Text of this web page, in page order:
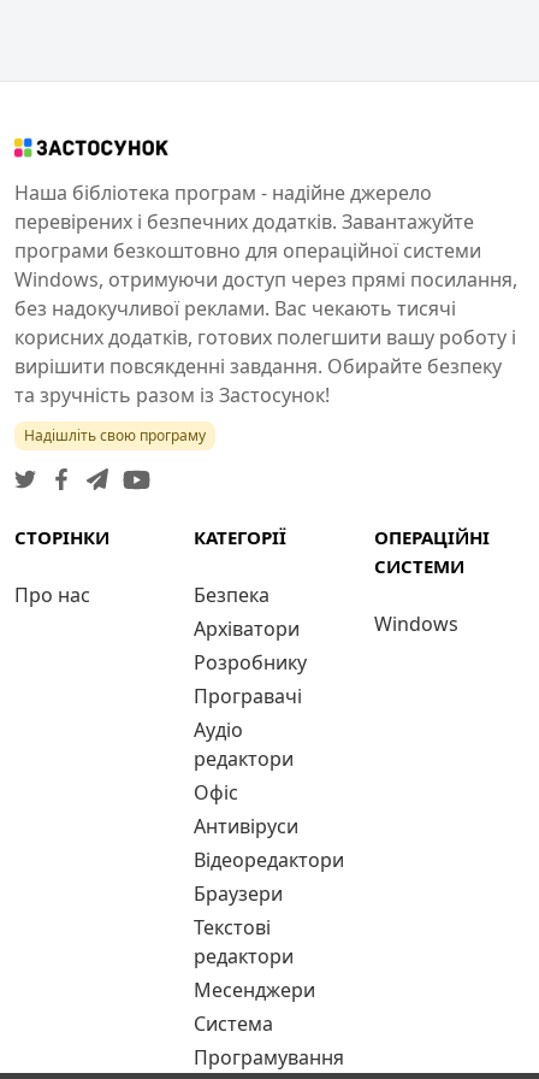
Наша бібліотека програм - надійне джерело
перевірених і безпечних додатків. Завантажуйте
програми безкоштовно для операційної системи
Windows, отримуючи доступ через прямі посилання,
без надокучливої реклами. Вас чекають тисячі
корисних додатків, готових полегшити вашу роботу і
вирішити повсякденні завдання. Обирайте безпеку
та зручність разом із Застосунок!
Надішліть свою програму
СТОРІНКИ
Про нас
КАТЕГОРІЇ
Безпека
Архіватори
Розробнику
Програвачі
Аудіо
редактори
Офіс
Антивіруси
Відеоредактори
Браузери
Текстові
редактори
Месенджери
Система
Програмування
ОПЕРАЦІЙНІ
СИСТЕМИ
Windows